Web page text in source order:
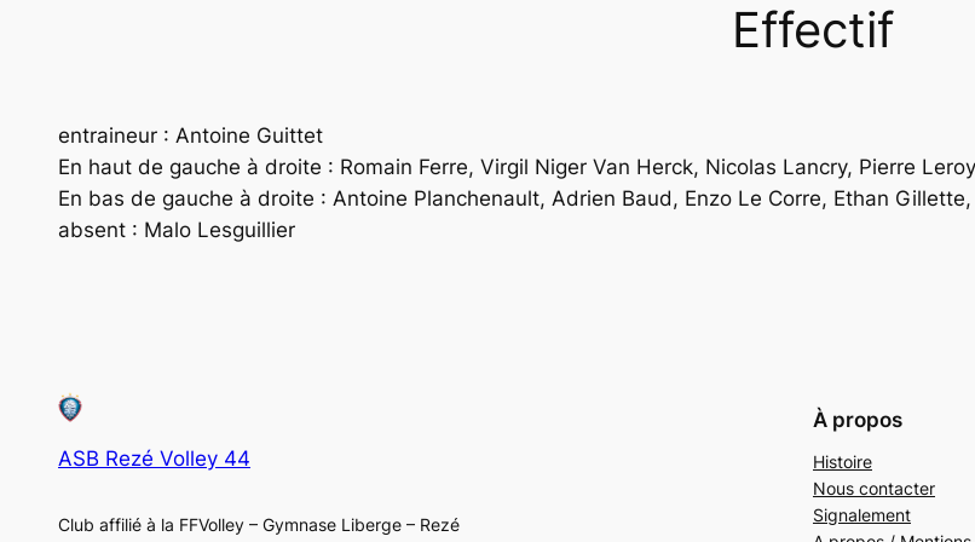
Effectif
entraineur : Antoine Guittet
En haut de gauche à droite : Romain Ferre, Virgil Niger Van Herck, Nicolas Lancry, Pierre
En bas de gauche à droite : Antoine Planchenault, Adrien Baud, Enzo Le Corre, Ethan
absent : Malo Lesguillier
ASB Rezé Volley 44
Club affilié à la FFVolley – Gymnase Liberge – Rezé
À propos
Histoire
Nous contacter
Signalement